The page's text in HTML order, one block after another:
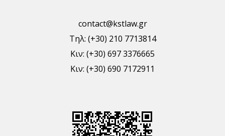
contact@kstlaw.gr
Τηλ: (+30) 210 7713814
Κιν: (+30) 697 3376665
Κιν: (+30) 690 7172911